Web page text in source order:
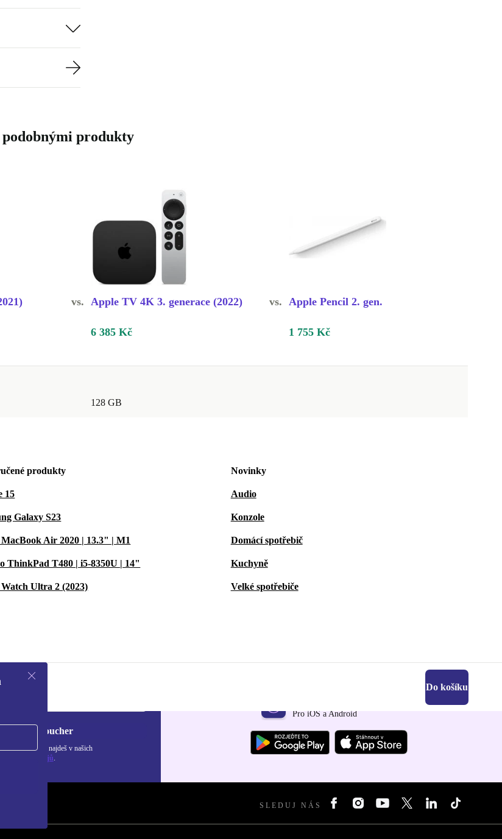
podobnými produkty
vs. Apple TV 4K 3. generace (2022) vs. Apple Pencil 2. gen.
6 385 Kč 1 755 Kč
128 GB
produkty
15
Galaxy S23
Air 2020 | 13.3" | M1
ThinkPad T480 | i5-8350U | 14"
Ultra 2 (2023)
Novinky
Audio
Konzole
Domácí spotřebič
Kuchyně
Velké spotřebiče
Do košíku
Chci voucher
údajů najdeš v našich
osobních údajů.
Pro iOS a Android
SLEDUJ NÁS